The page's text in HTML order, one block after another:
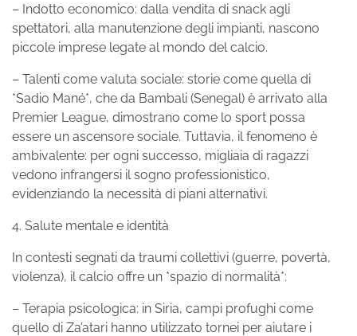
– Indotto economico: dalla vendita di snack agli
spettatori, alla manutenzione degli impianti, nascono
piccole imprese legate al mondo del calcio.
– Talenti come valuta sociale: storie come quella di
*Sadio Mané*, che da Bambali (Senegal) è arrivato alla
Premier League, dimostrano come lo sport possa
essere un ascensore sociale. Tuttavia, il fenomeno è
ambivalente: per ogni successo, migliaia di ragazzi
vedono infrangersi il sogno professionistico,
evidenziando la necessità di piani alternativi.
4. Salute mentale e identità
In contesti segnati da traumi collettivi (guerre, povertà,
violenza), il calcio offre un *spazio di normalità*:
– Terapia psicologica: in Siria, campi profughi come
quello di Za’atari hanno utilizzato tornei per aiutare i